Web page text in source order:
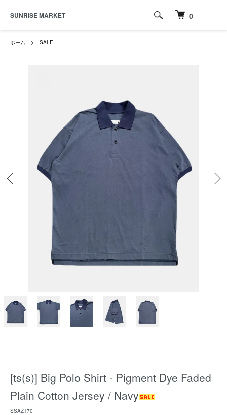
SUNRISE MARKET 0
ホーム SALE
[ts(s)] Big Polo Shirt - Pigment Dye Faded
Plain Cotton Jersey / Navy
SSAZ170